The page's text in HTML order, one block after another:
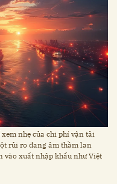
nhẹ của chi phí vận tải
rủi ro đang âm thầm lan
vào xuất nhập khẩu như Việt